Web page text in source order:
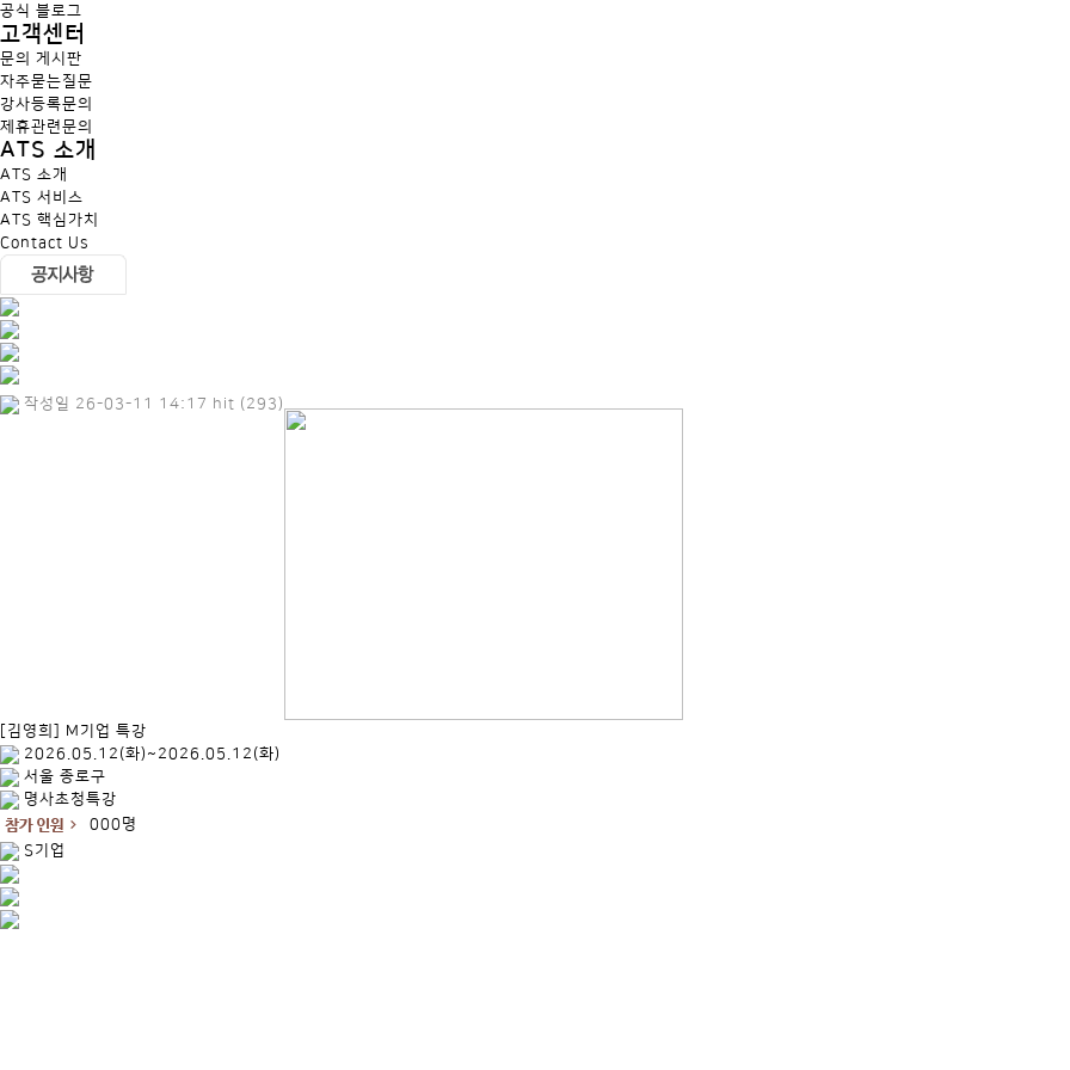
공식 블로그
고객센터
문의 게시판
자주묻는질문
강사등록문의
제휴관련문의
ATS 소개
ATS 소개
ATS 서비스
ATS 핵심가치
Contact Us
작성일 26-03-11 14:17 hit (293)
[김영희] M기업 특강
2026.05.12(화)~2026.05.12(화)
서울 종로구
명사초청특강
000명
S기업